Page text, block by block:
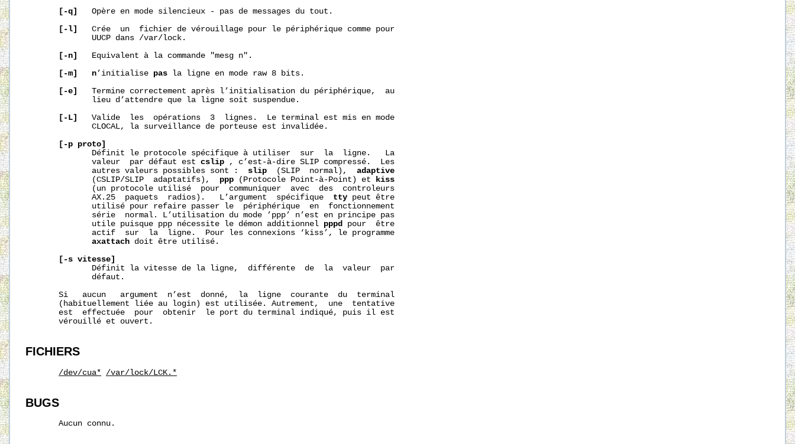
[-q]
   Opère en mode silencieux - pas de messages du tout.
[-l]
   Crée  un  fichier de vérouillage pour le périphérique comme pour
              UUCP dans /var/lock.
[-n]
   Equivalent à la commande "mesg n".
[-m]
n’initialise pas la ligne en mode raw 8 bits.
[-e]
   Termine correctement après l’initialisation du périphérique,  au
              lieu d’attendre que la ligne soit suspendue.
[-L]
   Valide  les  opérations  3  lignes.  Le terminal est mis en mode
              CLOCAL, la surveillance de porteuse est invalidée.
[-p proto]
              Définit le protocole spécifique à utiliser  sur  la  ligne.   La
              valeur  par défaut est
cslip , c’est-à-dire SLIP compressé.  Les
              autres valeurs possibles sont :
slip
  (SLIP  normal),
adaptive
              (CSLIP/SLIP  adaptatifs),
ppp (Protocole Point-à-Point) et kiss
              (un protocole utilisé  pour  communiquer  avec  des  controleurs
              AX.25  paquets  radios).   L’argument  spécifique
tty peut être
              utilisé pour refaire passer le  périphérique  en  fonctionnement
              série  normal. L’utilisation du mode ’ppp’ n’est en principe pas
              utile puisque ppp nécessite le démon additionnel
pppd pour  être
              actif  sur  la  ligne.  Pour les connexions ‘kiss’, le programme
axattach doit être utilisé.
[-s vitesse]
              Définit la vitesse de la ligne,  différente  de  la  valeur  par
              défaut.
       Si   aucun   argument  n’est  donné,  la  ligne  courante  du  terminal
       (habituellement liée au login) est utilisée. Autrement,  une  tentative
       est  effectuée  pour  obtenir  le port du terminal indiqué, puis il est
       vérouillé et ouvert.
FICHIERS
/dev/cua* /var/lock/LCK.*
BUGS
       Aucun connu.